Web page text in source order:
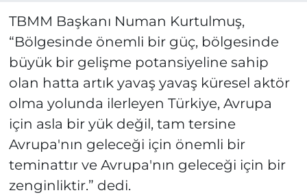
TBMM Başkanı Numan Kurtulmuş,
“Bölgesinde önemli bir güç, bölgesinde
büyük bir gelişme potansiyeline sahip
olan hatta artık yavaş yavaş küresel aktör
olma yolunda ilerleyen Türkiye, Avrupa
için asla bir yük değil, tam tersine
Avrupa'nın geleceği için önemli bir
teminattır ve Avrupa'nın geleceği için bir
zenginliktir.” dedi.